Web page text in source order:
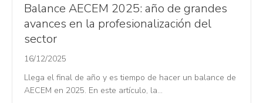
Balance AECEM 2025: año de grandes
avances en la profesionalización del
sector
16/12/2025
Llega el final de año y es tiempo de hacer un balance de
AECEM en 2025. En este artículo, la…